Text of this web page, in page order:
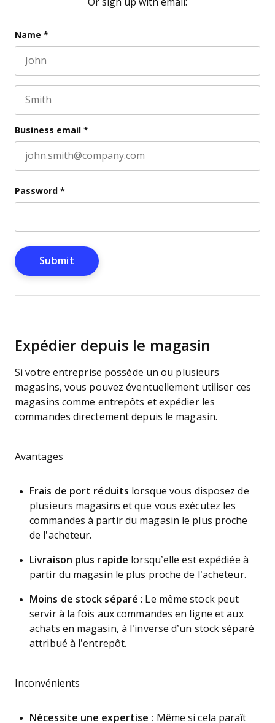
Or sign up with email:
Company
This field is for validation purposes and should be
Name *
Business email *
Password *
Expédier depuis le magasin
Si votre entreprise possède un ou plusieurs
magasins, vous pouvez éventuellement utiliser ces
magasins comme entrepôts et expédier les
commandes directement depuis le magasin.
Avantages
Frais de port réduits lorsque vous disposez de
plusieurs magasins et que vous exécutez les
commandes à partir du magasin le plus proche
de l’acheteur.
Livraison plus rapide lorsqu’elle est expédiée à
partir du magasin le plus proche de l’acheteur.
Moins de stock séparé : Le même stock peut
servir à la fois aux commandes en ligne et aux
achats en magasin, à l’inverse d’un stock séparé
attribué à l’entrepôt.
Inconvénients
Nécessite une expertise : Même si cela paraît